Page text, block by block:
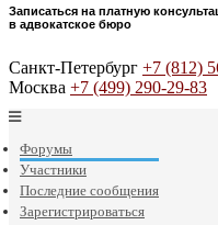
Записаться на платную
в адвокатское бюро
Санкт-Петербург +7 (812)
Москва +7 (499) 290-29-83
Форумы
Участники
Последние сообщения
Зарегистрироваться